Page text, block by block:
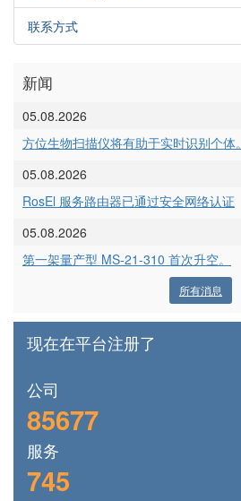
联系方式
新闻
05.08.2026
方位生物扫描仪将有助于实时识别个体。
05.08.2026
RosEl 服务路由器已通过安全网络认证
05.08.2026
第一架量产型 MS-21-310 首次升空。
所有消息
现在在平台注册了
公司
85677
服务
745